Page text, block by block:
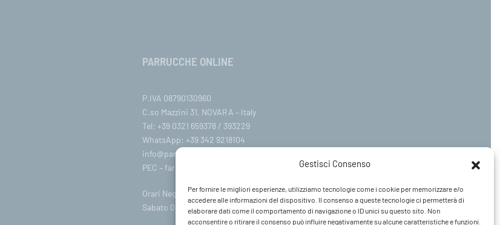
Gestisci Consenso
Per fornire le migliori esperienze, utilizziamo tecnologie come i cookie per memorizzare e/o
accedere alle informazioni del dispositivo. Il consenso a queste tecnologie ci permetterà di
elaborare dati come il comportamento di navigazione o ID unici su questo sito. Non
acconsentire o ritirare il consenso può influire negativamente su alcune caratteristiche e funzioni.
PARRUCCHE ONLINE
P.IVA 08790130960
C.so Mazzini 31, NOVARA – Italy
Tel: +39 0321 659378 / 393229
WhatsApp: +39 342 9218104
info@parruccheonline.com
PEC –farcaphair@legalmail.it
Orari Negozio:Lunedì / Venerdì 09:00–12:30 / 14:30–19:00
Sabato 09:00-18:00